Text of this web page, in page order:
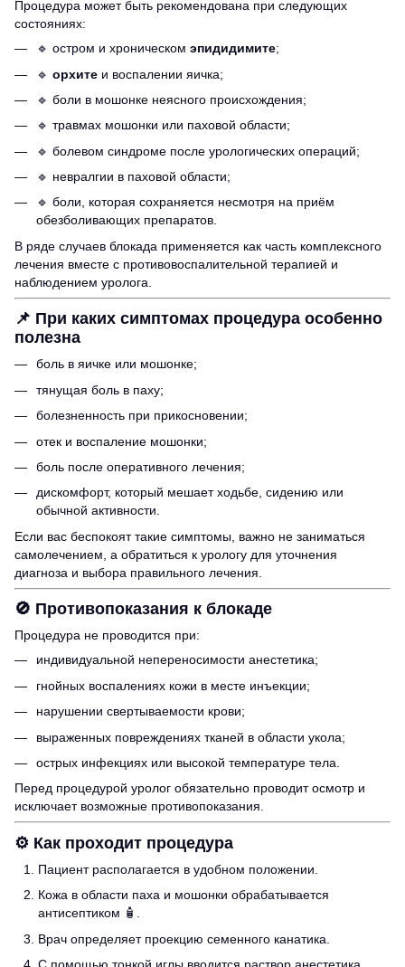
Процедура может быть рекомендована при следующих
состояниях:
🔹 остром и хроническом эпидидимите;
🔹 орхите и воспалении яичка;
🔹 боли в мошонке неясного происхождения;
🔹 травмах мошонки или паховой области;
🔹 болевом синдроме после урологических операций;
🔹 невралгии в паховой области;
🔹 боли, которая сохраняется несмотря на приём
обезболивающих препаратов.
В ряде случаев блокада применяется как часть комплексного
лечения вместе с противовоспалительной терапией и
наблюдением уролога.
📌 При каких симптомах процедура особенно
полезна
боль в яичке или мошонке;
тянущая боль в паху;
болезненность при прикосновении;
отек и воспаление мошонки;
боль после оперативного лечения;
дискомфорт, который мешает ходьбе, сидению или
обычной активности.
Если вас беспокоят такие симптомы, важно не заниматься
самолечением, а обратиться к урологу для уточнения
диагноза и выбора правильного лечения.
🚫 Противопоказания к блокаде
Процедура не проводится при:
индивидуальной непереносимости анестетика;
гнойных воспалениях кожи в месте инъекции;
нарушении свертываемости крови;
выраженных повреждениях тканей в области укола;
острых инфекциях или высокой температуре тела.
Перед процедурой уролог обязательно проводит осмотр и
исключает возможные противопоказания.
⚙️ Как проходит процедура
Пациент располагается в удобном положении.
Кожа в области паха и мошонки обрабатывается
антисептиком 🧴.
Врач определяет проекцию семенного канатика.